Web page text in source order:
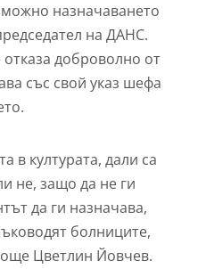
назначаването
на ДАНС.
доброволно от
със свой указ шефа
в културата, дали са
не, защо да не ги
да ги назначава,
болниците,
Цветлин Йовчев.